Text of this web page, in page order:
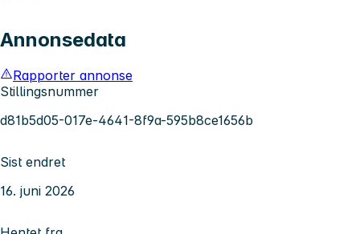
Annonsedata
Rapporter annonse
Stillingsnummer
d81b5d05-017e-4641-8f9a-595b8ce1656b
Sist endret
16. juni 2026